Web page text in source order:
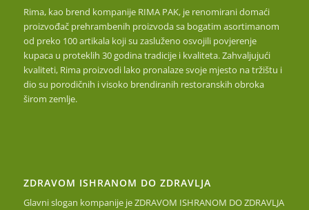
Rima, kao brend kompanije RIMA PAK, je renomirani domaći
proizvođač prehrambenih proizvoda sa bogatim asortimanom
od preko 100 artikala koji su zasluženo osvojili povjerenje
kupaca u proteklih 30 godina tradicije i kvaliteta. Zahvaljujući
kvaliteti, Rima proizvodi lako pronalaze svoje mjesto na tržištu i
dio su porodičnih i visoko brendiranih restoranskih obroka
širom zemlje.
ZDRAVOM ISHRANOM DO ZDRAVLJA
Glavni slogan kompanije je ZDRAVOM ISHRANOM DO ZDRAVLJA